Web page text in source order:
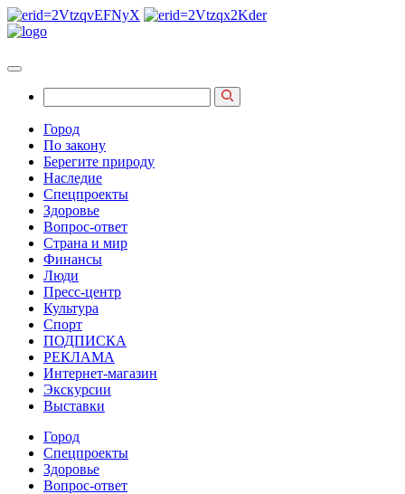
Город
По закону
Берегите природу
Наследие
Спецпроекты
Здоровье
Вопрос-ответ
Страна и мир
Финансы
Люди
Пресс-центр
Культура
Спорт
ПОДПИСКА
РЕКЛАМА
Интернет-магазин
Экскурсии
Выставки
Город
Спецпроекты
Здоровье
Вопрос-ответ